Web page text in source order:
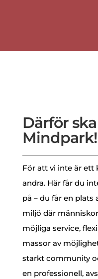
Därför
Mindpark!
För att vi inte är ett
andra. Här får du
på – du får en plats
miljö där
möjliga service,
massor av
starkt community
en professionell,